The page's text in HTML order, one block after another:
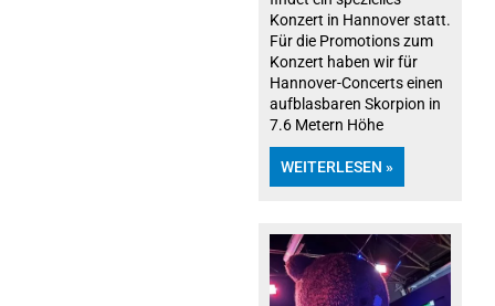
Konzert in Hannover statt.
Für die Promotions zum
Konzert haben wir für
Hannover-Concerts einen
aufblasbaren Skorpion in
7.6 Metern Höhe
WEITERLESEN »